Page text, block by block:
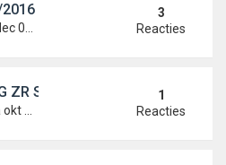
11:17 am
3
Reacties
ZR Supersunday 30/10/2016
1:22 am
1
Reacties